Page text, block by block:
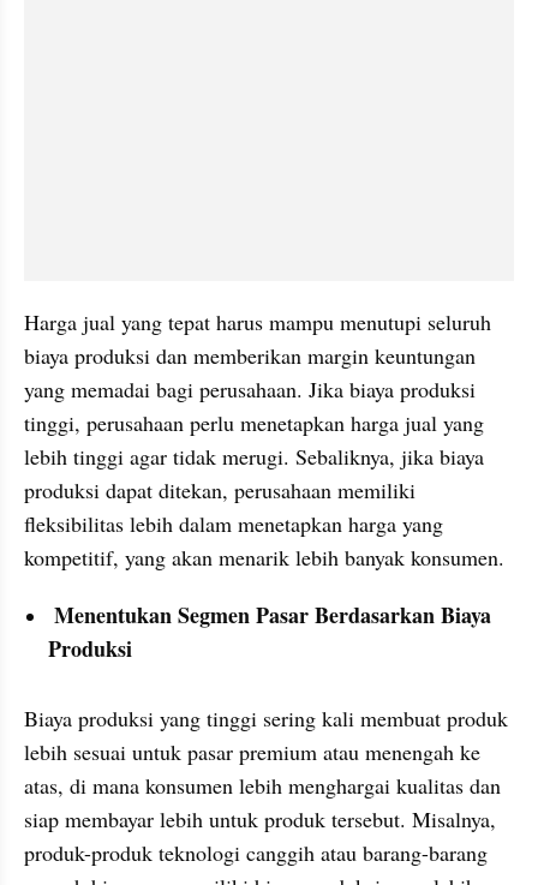
Harga jual yang tepat harus mampu menutupi seluruh
biaya produksi dan memberikan margin keuntungan
yang memadai bagi perusahaan. Jika biaya produksi
tinggi, perusahaan perlu menetapkan harga jual yang
lebih tinggi agar tidak merugi. Sebaliknya, jika biaya
produksi dapat ditekan, perusahaan memiliki
fleksibilitas lebih dalam menetapkan harga yang
kompetitif, yang akan menarik lebih banyak konsumen.
Produksi
Biaya produksi yang tinggi sering kali membuat produk
lebih sesuai untuk pasar premium atau menengah ke
atas, di mana konsumen lebih menghargai kualitas dan
siap membayar lebih untuk produk tersebut. Misalnya,
produk-produk teknologi canggih atau barang-barang